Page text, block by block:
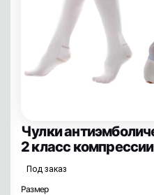
Чулки
2 класс компрессии
Под заказ
Размер